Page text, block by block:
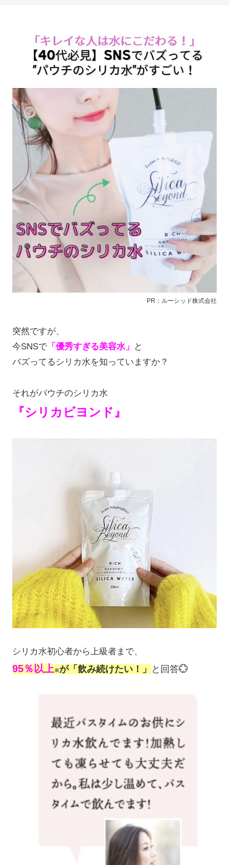
PR：ルーシッド株式会社
突然ですが、
今SNSで 「優秀すぎる美容水」
と
バズってるシリカ水を知っていますか？
それがパウチのシリカ水
『シリカビヨンド』
シリカ水初心者から上級者まで、
95％以上※が「飲み続けたい！」 と回答💮